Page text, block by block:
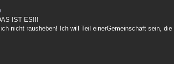
IST ES!!!
nicht rausheben! Ich will Teil einerGemeinschaft sein,